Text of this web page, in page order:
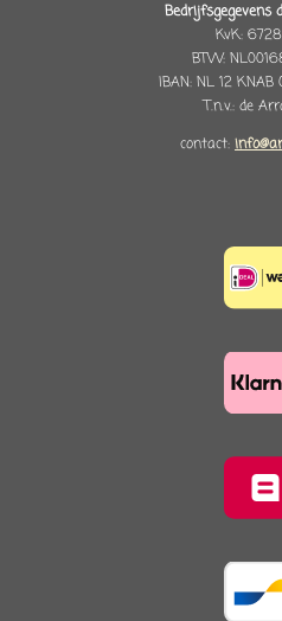
Bedrijfsgegevens
KvK:
BTW:
IBAN: NL 12
T.n.v.: de
contact: